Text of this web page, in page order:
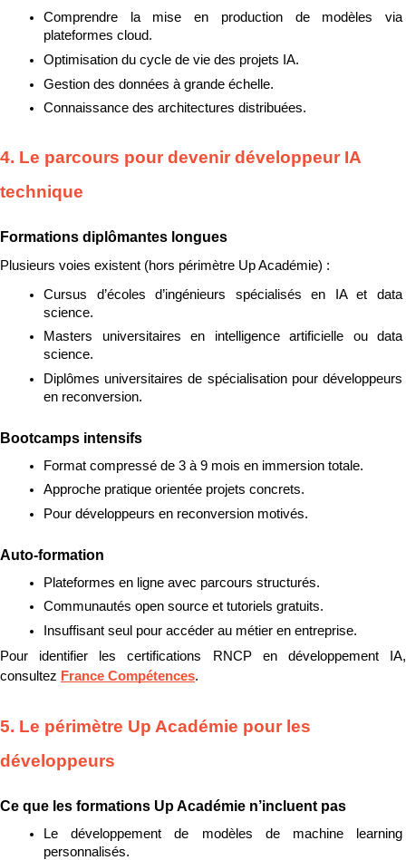
Comprendre la mise en production de modèles via
plateformes cloud.
Optimisation du cycle de vie des projets IA.
Gestion des données à grande échelle.
Connaissance des architectures distribuées.
4. Le parcours pour devenir développeur IA
technique
Formations diplômantes longues
Plusieurs voies existent (hors périmètre Up Académie) :
Cursus d’écoles d’ingénieurs spécialisés en IA et data
science.
Masters universitaires en intelligence artificielle ou data
science.
Diplômes universitaires de spécialisation pour développeurs
en reconversion.
Bootcamps intensifs
Format compressé de 3 à 9 mois en immersion totale.
Approche pratique orientée projets concrets.
Pour développeurs en reconversion motivés.
Auto-formation
Plateformes en ligne avec parcours structurés.
Communautés open source et tutoriels gratuits.
Insuffisant seul pour accéder au métier en entreprise.
Pour identifier les certifications RNCP en développement IA,
consultez France Compétences.
5. Le périmètre Up Académie pour les
développeurs
Ce que les formations Up Académie n’incluent pas
Le développement de modèles de machine learning
personnalisés.